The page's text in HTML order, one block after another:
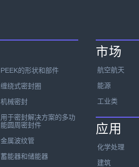
PEEK的形状和部件
缠绕式密封圈
机械密封
用于密封解决方案的多功
能圆周密封件
金属波纹管
蓄能器和储能器
市场
航空航天
能源
工业类
应用
化学处理
建筑